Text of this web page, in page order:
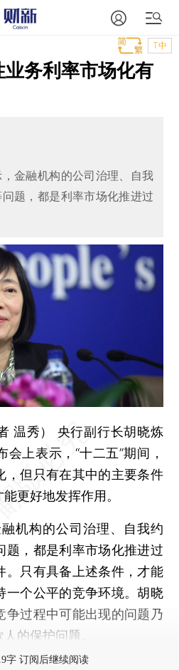
T中
务利率市场化有
金融机构的公司治理、自我
题，都是利率市场化推进过
温秀）
央行副行长胡晓炼
上表示，“十二五”期间，
，但只有在其中的主要条件
更好地发挥作用。
构的公司治理、自我约
题，都是利率市场化推进过
。只有具备上述条件，才能
一个公平的竞争环境。胡晓
争过程中可能出现的问题乃
的保护问题。
字 订阅后继续阅读